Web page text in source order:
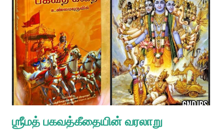
இறைவன் இருப்பதை அறியாதவர்கள், மோட்டார் வாகனத்திற்குப்
பின்னால் ஓட்டுநர் இருப்பதை அறியாத குழந்தையைப் போன்றவர்கள்.
அந்த இறைவன் முழுமுதற் கடவுளான ஸ்ரீ கிருஷ்ணரே, பரம்பொருளை
அருவப் பிரம்மனாக அல்லது பரமாத்மாவாக உணர்வதைக் காட்டிலும் பரம
புருஷ பகவானான ஸ்ரீ கிருஷ்ணராக உணர்தலே சிறந்தது. குன்றிய
அறிவுடையவர்களே பரம் பொருள் அருவமானது என்று கருது கின்றனர்.
ஜட ...
ஶ்ரீமத் பகவத்கீதையின் வரலாறு